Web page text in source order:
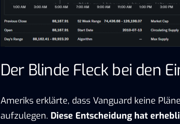
Der Blinde Fleck bei den
Ameriks erklärte, dass Vanguard keine
aufzulegen. Diese Entscheidung hat